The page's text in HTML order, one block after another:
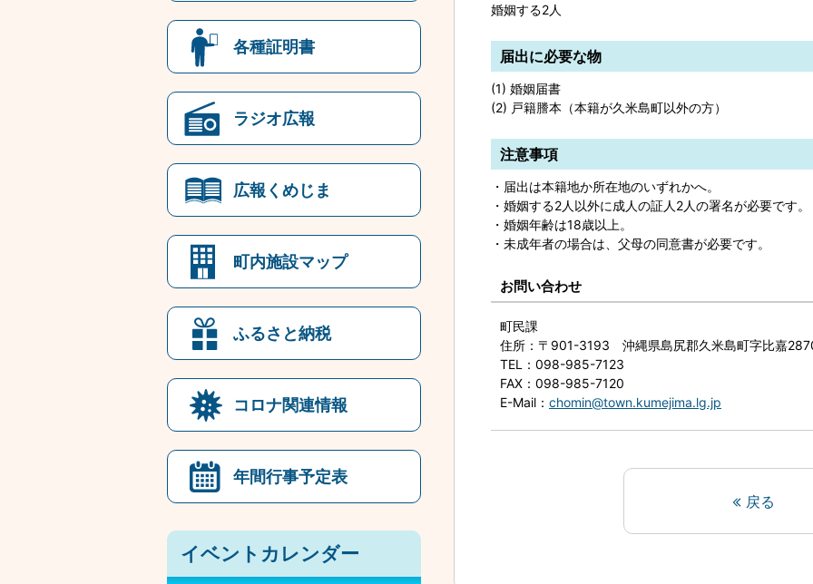
婚姻する2人
届出に必要な物
(1) 婚姻届書
(2) 戸籍謄本（本籍が久米島町以外の方）
注意事項
・届出は本籍地か所在地のいずれかへ。
・婚姻する2人以外に成人の証人2人の署名が必要です。
・婚姻年齢は18歳以上。
・未成年者の場合は、父母の同意書が必要です。
お問い合わせ
町民課
住所 ：〒901-3193 沖縄県島尻郡久米島町字比嘉
TEL
：098-985-7123
FAX ：098-985-7120
E-Mail ： chomin@town.kumejima.lg.jp
戻る
各種証明書
ラジオ広報
広報くめじま
町内施設マップ
ふるさと納税
コロナ関連情報
年間行事予定表
イベントカレンダー